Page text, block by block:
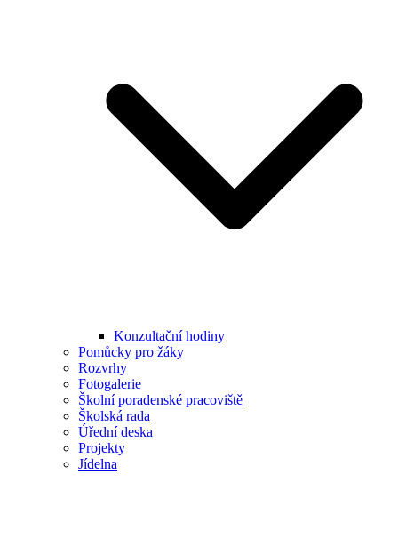
Konzultační hodiny
Pomůcky pro žáky
Rozvrhy
Fotogalerie
Školní poradenské pracoviště
Školská rada
Úřední deska
Projekty
Jídelna